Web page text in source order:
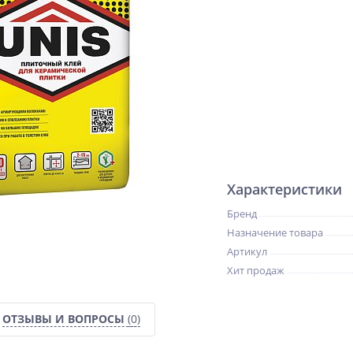
Характеристики
Бренд
Назначение товара
Артикул
Хит продаж
ОТЗЫВЫ И ВОПРОСЫ (0)